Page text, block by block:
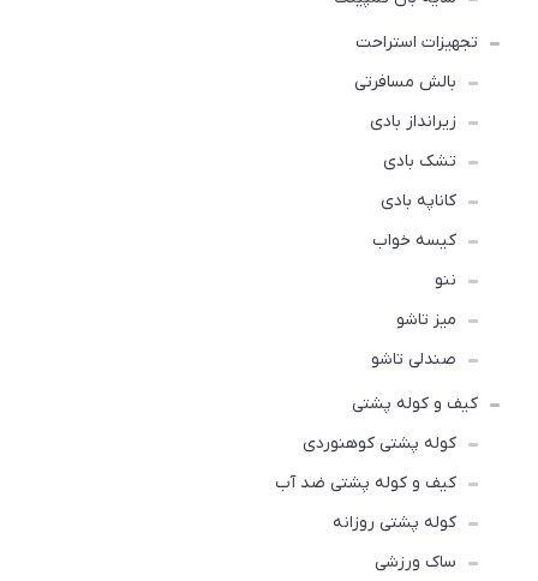
تجهیزات استراحت
بالش مسافرتی
زیرانداز بادی
تشک بادی
کاناپه بادی
کیسه خواب
ننو
میز تاشو
صندلی تاشو
کیف و کوله پشتی
کوله پشتی کوهنوردی
کیف و کوله پشتی ضد آب
کوله پشتی روزانه
ساک ورزشی